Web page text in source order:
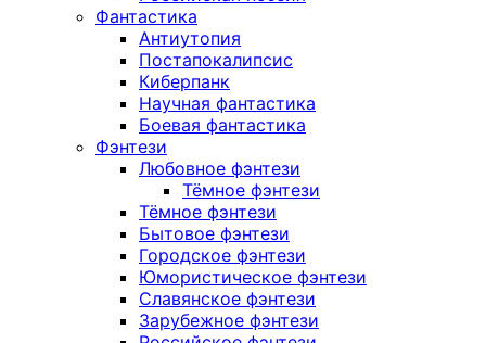
Фантастика
Антиутопия
Постапокалипсис
Киберпанк
Научная фантастика
Боевая фантастика
Фэнтези
Любовное фэнтези
Тёмное фэнтези
Тёмное фэнтези
Бытовое фэнтези
Городское фэнтези
Юмористическое фэнтези
Славянское фэнтези
Зарубежное фэнтези